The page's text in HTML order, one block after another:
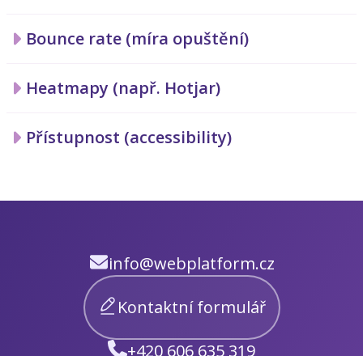
Bounce rate (míra opuštění)
Heatmapy (např. Hotjar)
Přístupnost (accessibility)
info@webplatform.cz
Kontaktní formulář
+420 606 635 319